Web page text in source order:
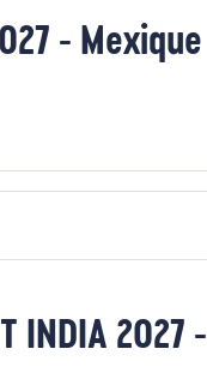
- Mexique
INDIA 2027 -